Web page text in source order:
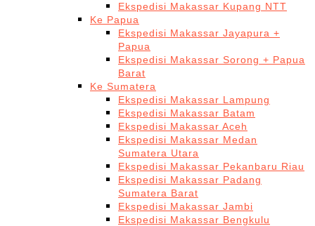
Ekspedisi Makassar Kupang NTT
Ke Papua
Ekspedisi Makassar Jayapura +
Papua
Ekspedisi Makassar Sorong + Papua
Barat
Ke Sumatera
Ekspedisi Makassar Lampung
Ekspedisi Makassar Batam
Ekspedisi Makassar Aceh
Ekspedisi Makassar Medan
Sumatera Utara
Ekspedisi Makassar Pekanbaru Riau
Ekspedisi Makassar Padang
Sumatera Barat
Ekspedisi Makassar Jambi
Ekspedisi Makassar Bengkulu